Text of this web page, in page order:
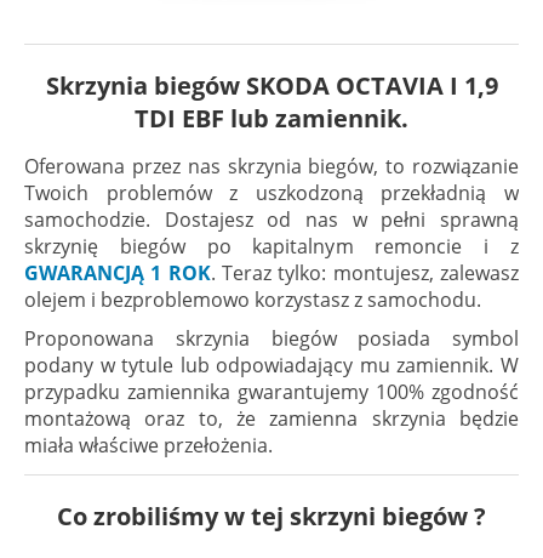
Skrzynia biegów SKODA OCTAVIA I 1,9
TDI EBF lub zamiennik.
Oferowana przez nas skrzynia biegów, to rozwiązanie
Twoich problemów z uszkodzoną przekładnią w
samochodzie. Dostajesz od nas w pełni sprawną
skrzynię biegów po kapitalnym remoncie i z
GWARANCJĄ 1 ROK. Teraz tylko: montujesz, zalewasz
olejem i bezproblemowo korzystasz z samochodu.
Proponowana skrzynia biegów posiada symbol
podany w tytule lub odpowiadający mu zamiennik. W
przypadku zamiennika gwarantujemy 100% zgodność
montażową oraz to, że zamienna skrzynia będzie
miała właściwe przełożenia.
Co zrobiliśmy w tej skrzyni biegów ?